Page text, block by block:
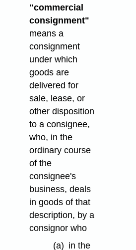
"commercial
consignment"
means a
consignment
under which
goods are
delivered for
sale, lease, or
other disposition
to a consignee,
who, in the
ordinary course
of the
consignee's
business, deals
in goods of that
description, by a
consignor who
(a) in the